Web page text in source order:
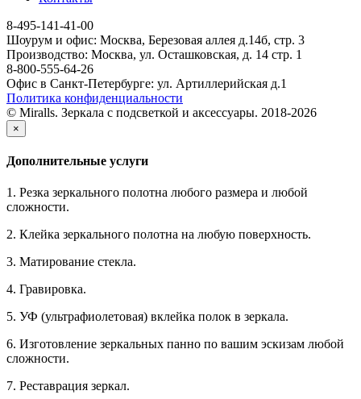
8-495-141-41-00
Шоурум и офис: Москва, Березовая аллея д.14б, стр. 3
Производство: Москва, ул. Осташковская, д. 14 стр. 1
8-800-555-64-26
Офис в Санкт-Петербурге: ул. Артиллерийская д.1
Политика конфиденциальности
© Miralls. Зеркала с подсветкой и аксессуары. 2018-2026
×
Дополнительные услуги
1. Резка зеркального полотна любого размера и любой
сложности.
2. Клейка зеркального полотна на любую поверхность.
3. Матирование стекла.
4. Гравировка.
5. УФ (ультрафиолетовая) вклейка полок в зеркала.
6. Изготовление зеркальных панно по вашим эскизам любой
сложности.
7. Реставрация зеркал.